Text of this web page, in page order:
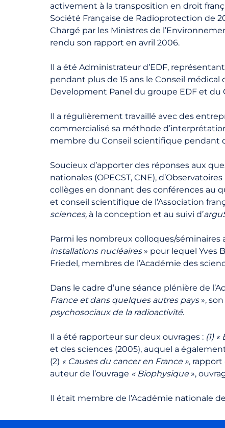
activement à la transposition en droit
Société Française de Radioprotection de
Chargé par les Ministres de
rendu son rapport en avril 2006.
Il a été Administrateur d’EDF,
pendant plus de 15 ans le Conseil
Development Panel du groupe EDF et du
Il a régulièrement travaillé avec des
commercialisé sa méthode
membre du Conseil scientifique pendant
Soucieux d’apporter des réponses aux
nationales (OPECST, CNE),
collèges en donnant des conférences au
et conseil scientifique de l’Association
sciences, à la conception et au suivi d’
Parmi les nombreux colloques/séminaires
installations nucléaires» pour lequel Yves
Friedel, membres de l’Académie des
Dans le cadre d’une séance plénière de
France et dans quelques autres pays»,
psychosociaux de la radioactivité.
Il a été rapporteur sur deux ouvrages : (1)
et des sciences (2005), auquel a
(2) « Causes du cancer en France », rapport
auteur de l’ouvrage « Biophysique»,
Il était membre de l’Académie nationale